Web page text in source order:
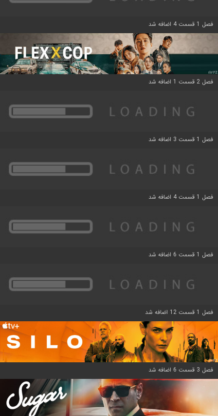
فصل 1 قسمت 4 اضافه شد
فصل 2 قسمت 1 اضافه شد
فصل 1 قسمت 3 اضافه شد
فصل 1 قسمت 4 اضافه شد
فصل 1 قسمت 6 اضافه شد
فصل 1 قسمت 12 اضافه شد
فصل 3 قسمت 6 اضافه شد